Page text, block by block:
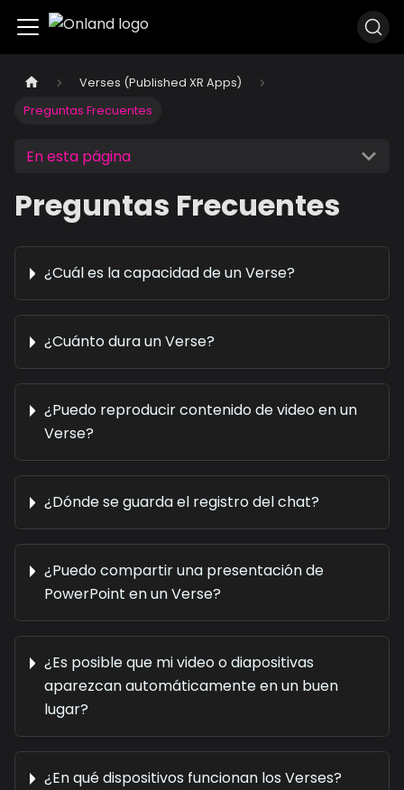
Verses (Published XR Apps)
Preguntas Frecuentes
En esta página
Preguntas Frecuentes
¿Cuál es la capacidad de un Verse?
¿Cuánto dura un Verse?
¿Puedo reproducir contenido de video en un
Verse?
¿Dónde se guarda el registro del chat?
¿Puedo compartir una presentación de
PowerPoint en un Verse?
¿Es posible que mi video o diapositivas
aparezcan automáticamente en un buen
lugar?
¿En qué dispositivos funcionan los Verses?